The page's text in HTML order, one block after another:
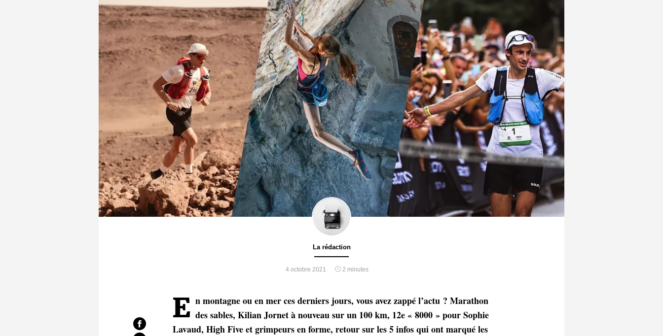
La rédaction
4 octobre 2021 2 minutes
En montagne ou en mer ces derniers jours, vous avez zappé l’actu ? Marathon des sables, Kilian Jornet à nouveau sur un 100 km, 12e « 8000 » pour Sophie
Lavaud, High Five et grimpeurs en forme, retour sur les 5 infos qui ont marqué les